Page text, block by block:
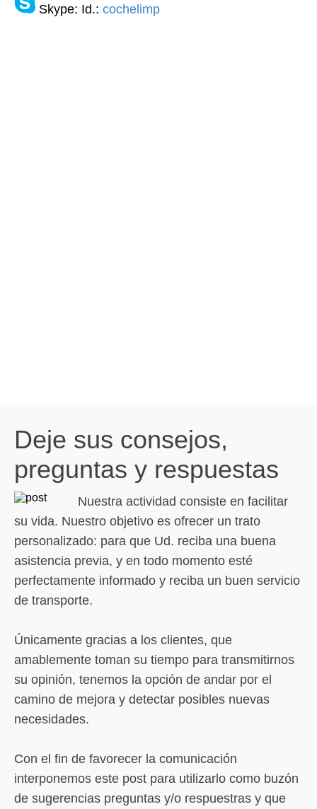
Skype: Id.: cochelimp
Deje sus consejos,
preguntas y respuestas
Nuestra actividad consiste en facilitar
su vida. Nuestro objetivo es ofrecer un trato
personalizado: para que Ud. reciba una buena
asistencia previa, y en todo momento esté
perfectamente informado y reciba un buen servicio
de transporte.
Únicamente gracias a los clientes, que
amablemente toman su tiempo para transmitirnos
su opinión, tenemos la opción de andar por el
camino de mejora y detectar posibles nuevas
necesidades.
Con el fin de favorecer la comunicación
interponemos este post para utilizarlo como buzón
de sugerencias preguntas y/o respuestras y que